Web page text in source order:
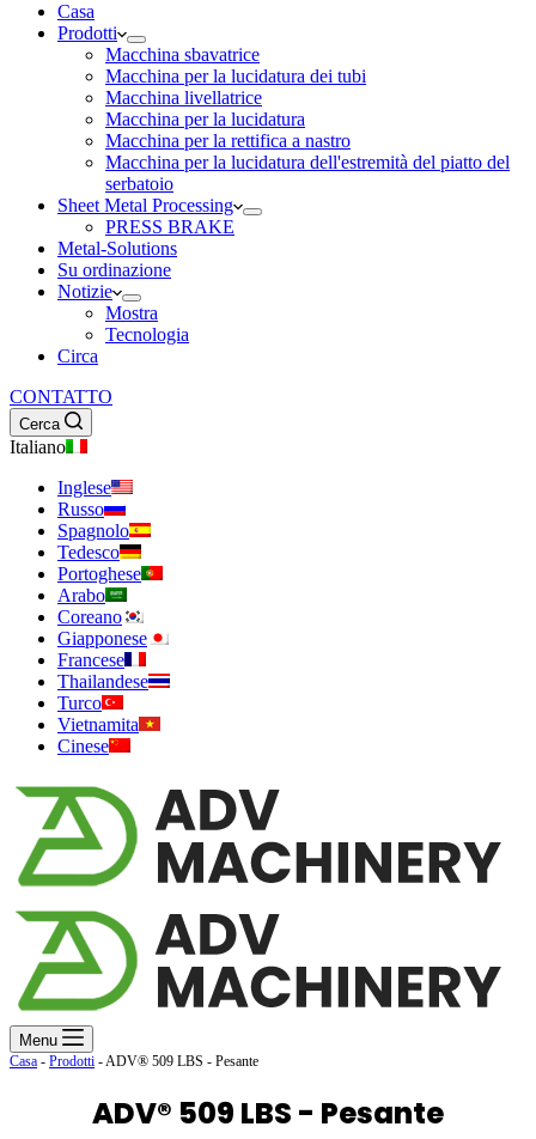
Casa
Prodotti
Macchina sbavatrice
Macchina per la lucidatura dei tubi
Macchina livellatrice
Macchina per la lucidatura
Macchina per la rettifica a nastro
Macchina per la lucidatura dell'estremità del piatto del
serbatoio
Sheet Metal Processing
PRESS BRAKE
Metal-Solutions
Su ordinazione
Notizie
Mostra
Tecnologia
Circa
CONTATTO
Cerca
Italiano
Inglese
Russo
Spagnolo
Tedesco
Portoghese
Arabo
Coreano
Giapponese
Francese
Thailandese
Turco
Vietnamita
Cinese
Menu
Casa - Prodotti -ADV® 509 LBS - Pesante
ADV® 509 LBS - Pesante